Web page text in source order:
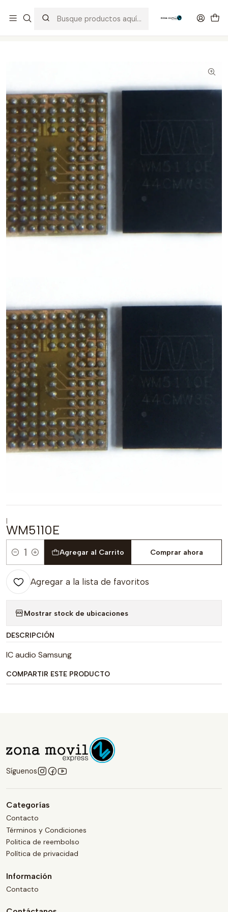
|
WM5110E
Cantidad
Agregar al Carrito Comprar ahora
Agregar a la lista de favoritos
Mostrar stock de ubicaciones
DESCRIPCIÓN
IC audio Samsung
COMPARTIR ESTE PRODUCTO
Síguenos
Categorías
Contacto
Términos y Condiciones
Politica de reembolso
Política de privacidad
Información
Contacto